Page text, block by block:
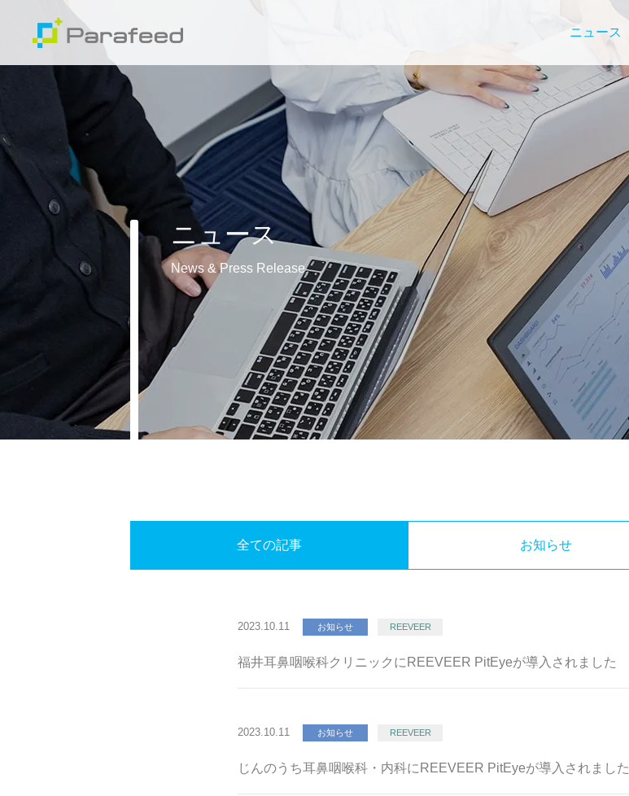
ニュース
ニュース
News & Press Release
全ての記事 お知らせ
2023.10.11 お知らせ REEVEER
福井耳鼻咽喉科クリニックにREEVEER PitEyeが導入されました
2023.10.11 お知らせ REEVEER
じんのうち耳鼻咽喉科・内科にREEVEER PitEyeが導入されました